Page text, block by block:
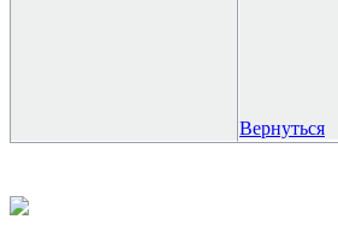
Вернуться